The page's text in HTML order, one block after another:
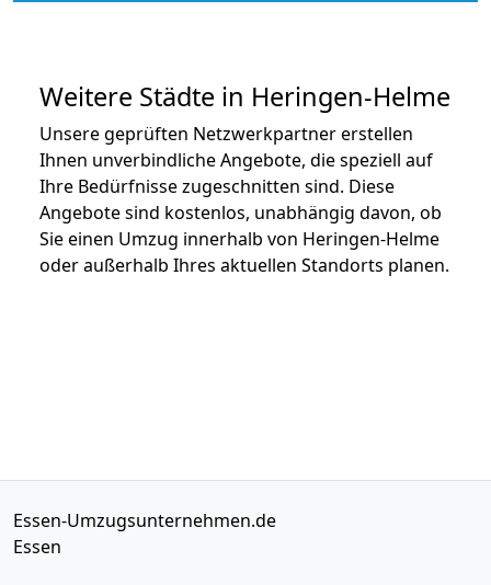
Weitere Städte in Heringen-Helme
Unsere geprüften Netzwerkpartner erstellen
Ihnen unverbindliche Angebote, die speziell auf
Ihre Bedürfnisse zugeschnitten sind. Diese
Angebote sind kostenlos, unabhängig davon, ob
Sie einen Umzug innerhalb von Heringen-Helme
oder außerhalb Ihres aktuellen Standorts planen.
Essen-Umzugsunternehmen.de
Essen